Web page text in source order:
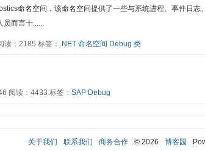
命名空间，该命名空间提供了一些与系统进程、事件日志
员而言十......
：2185 标签： .NET 命名空间 Debug 类
阅读：4433 标签： SAP Debug
关于我们 联系我们 商务合作 © 2026 博客园